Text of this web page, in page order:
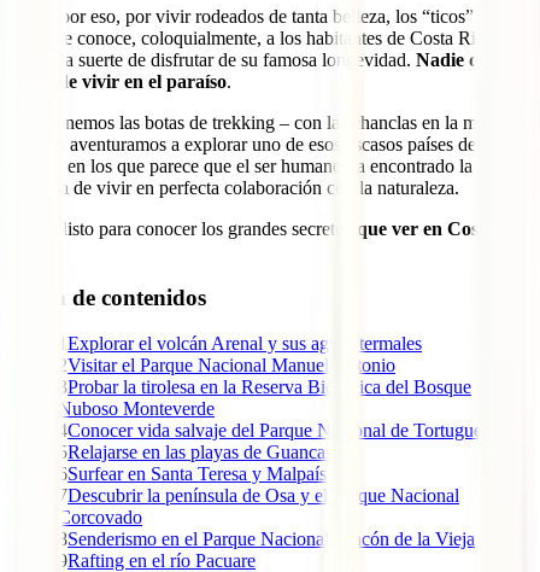
Quizá por eso, por vivir rodeados de tanta belleza, los “ticos” –
como se conoce, coloquialmente, a los habitantes de Costa Rica –
tienen la suerte de disfrutar de su famosa longevidad. Nadie quiere
dejar de vivir en el paraíso.
Nos ponemos las botas de trekking – con las chanclas en la mochila
– y nos aventuramos a explorar uno de esos escasos países del
mundo en los que parece que el ser humano ha encontrado la
fórmula de vivir en perfecta colaboración con la naturaleza.
¿Estás listo para conocer los grandes secretos
que ver en Costa
Tabla de contenidos
1Explorar el volcán Arenal y sus aguas termales
2Visitar el Parque Nacional Manuel Antonio
3Probar la tirolesa en la Reserva Biológica del Bosque
Nuboso Monteverde
4Conocer vida salvaje del Parque Nacional de Tortuguero
5Relajarse en las playas de Guancaste
6Surfear en Santa Teresa y Malpaís
7Descubrir la península de Osa y el Parque Nacional
Corcovado
8Senderismo en el Parque Nacional Rincón de la Vieja
9Rafting en el río Pacuare